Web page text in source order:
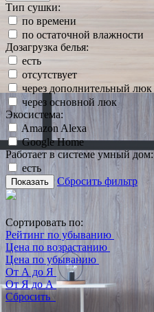
Тип сушки:
по времени
по остаточной влажности
Дозагрузка белья:
есть
отсутствует
через дополнительный люк
через основной люк
Экосистема:
Amazon Alexa
Google Home
Работает в системе умный дом:
есть
Показать Сбросить фильтр
Сортировать по:
Рейтинг по убыванию
Цена по возрастанию
Цена по убыванию
От А до Я
От Я до А
Сбросить